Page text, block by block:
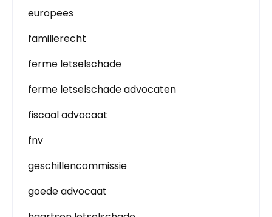
europees
familierecht
ferme letselschade
ferme letselschade advocaten
fiscaal advocaat
fnv
geschillencommissie
goede advocaat